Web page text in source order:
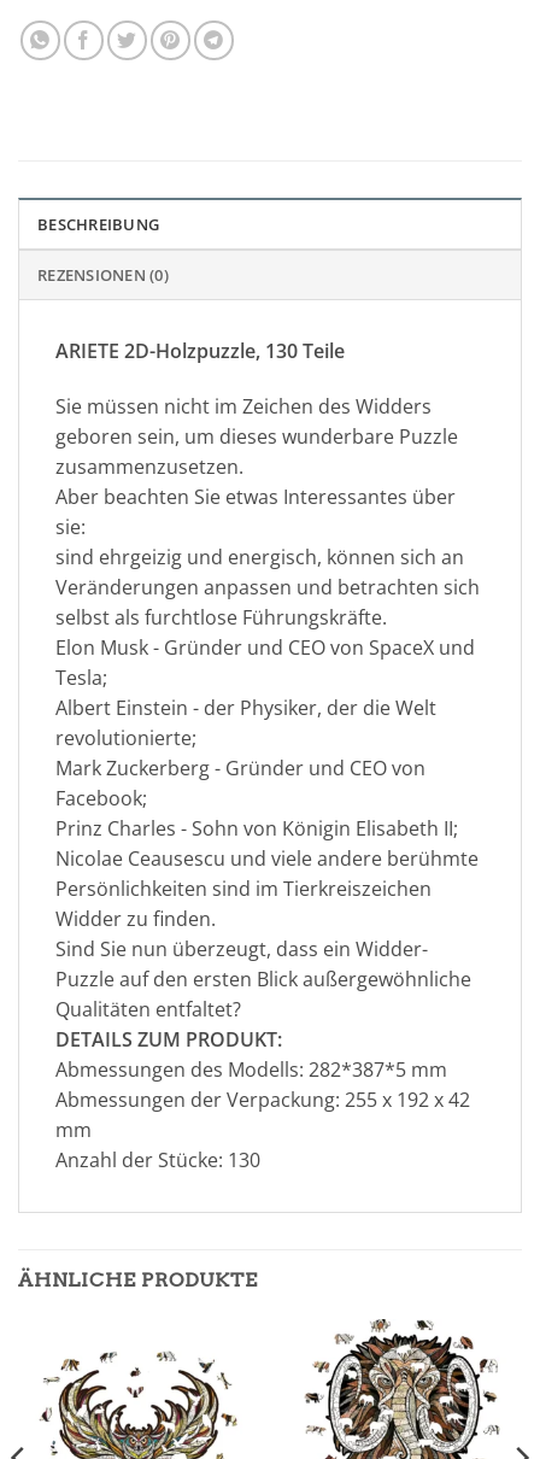
BESCHREIBUNG
REZENSIONEN (0)
ARIETE 2D-Holzpuzzle, 130 Teile
Sie müssen nicht im Zeichen des Widders
geboren sein, um dieses wunderbare Puzzle
zusammenzusetzen.
Aber beachten Sie etwas Interessantes über
sie:
sind ehrgeizig und energisch, können sich an
Veränderungen anpassen und betrachten sich
selbst als furchtlose Führungskräfte.
Elon Musk - Gründer und CEO von SpaceX und
Tesla;
Albert Einstein - der Physiker, der die Welt
revolutionierte;
Mark Zuckerberg - Gründer und CEO von
Facebook;
Prinz Charles - Sohn von Königin Elisabeth II;
Nicolae Ceausescu und viele andere berühmte
Persönlichkeiten sind im Tierkreiszeichen
Widder zu finden.
Sind Sie nun überzeugt, dass ein Widder-
Puzzle auf den ersten Blick außergewöhnliche
Qualitäten entfaltet?
DETAILS ZUM PRODUKT:
Abmessungen des Modells: 282*387*5 mm
Abmessungen der Verpackung: 255 x 192 x 42
mm
Anzahl der Stücke: 130
ÄHNLICHE PRODUKTE